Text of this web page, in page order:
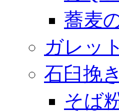
蕎麦
ガレッ
石臼挽
そば